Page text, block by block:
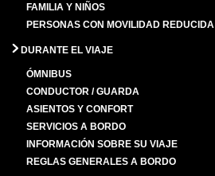
FAMILIA Y NIÑOS
PERSONAS CON MOVILIDAD REDUCIDA
DURANTE EL VIAJE
ÓMNIBUS
CONDUCTOR / GUARDA
ASIENTOS Y CONFORT
SERVICIOS A BORDO
INFORMACIÓN SOBRE SU VIAJE
REGLAS GENERALES A BORDO